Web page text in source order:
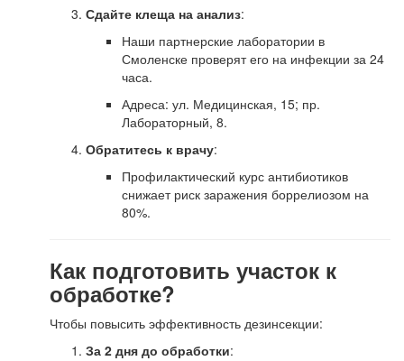
Сдайте клеща на анализ:
Наши партнерские лаборатории в
Смоленске проверят его на инфекции за 24
часа.
Адреса: ул. Медицинская, 15; пр.
Лабораторный, 8.
Обратитесь к врачу:
Профилактический курс антибиотиков
снижает риск заражения боррелиозом на
80%.
Как подготовить участок к
обработке?
Чтобы повысить эффективность дезинсекции:
За 2 дня до обработки: